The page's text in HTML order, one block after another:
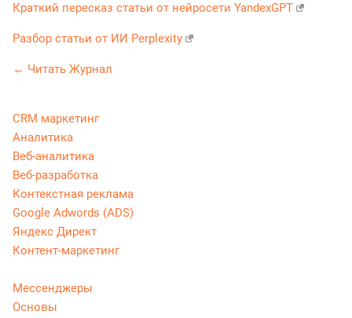
Краткий пересказ статьи от нейросети YandexGPT
Разбор статьи от ИИ Perplexity
← Читать Журнал
CRM маркетинг
Аналитика
Веб-аналитика
Веб-разработка
Контекстная реклама
Google Adwords (ADS)
Яндекс Директ
Контент-маркетинг
Мессенджеры
Основы